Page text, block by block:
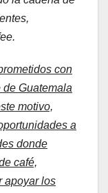
con
Guatemala
motivo,
a
donde
café,
apoyar los